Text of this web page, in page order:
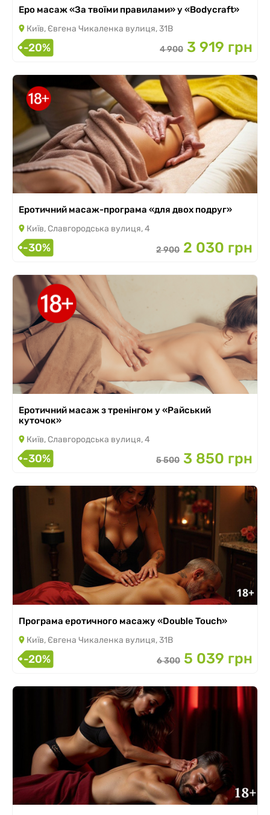
Еро масаж «За твоїми правилами» у «Bodycraft»
Київ, Євгена Чикаленка вулиця, 31В
-20% 4 900 3 919 грн
Еротичний масаж-програма «для двох подруг»
Київ, Славгородська вулиця, 4
-30% 2 900 2 030 грн
Еротичний масаж з тренінгом у «Райський
куточок»
Київ, Славгородська вулиця, 4
-30% 5 500 3 850 грн
Програма еротичного масажу «Double Touch»
Київ, Євгена Чикаленка вулиця, 31В
-20% 6 300 5 039 грн